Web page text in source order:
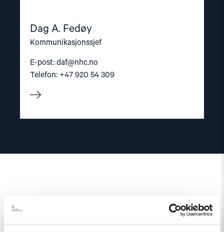
Dag A. Fedøy
Kommunikasjonssjef
E-post: daf@nhc.no
Telefon: +47 920 54 309